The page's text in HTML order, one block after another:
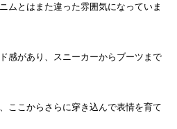
ムとはまた違った雰囲気になっていま
感があり、スニーカーからブーツまで
ここからさらに穿き込んで表情を育て